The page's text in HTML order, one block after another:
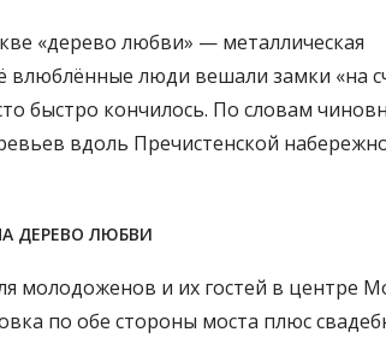
«дерево любви» — металлическая
влюблённые люди вешали замки «на
быстро кончилось. По словам
вдоль Пречистенской
ДЕРЕВО ЛЮБВИ
молодоженов и их гостей в центре
по обе стороны моста плюс